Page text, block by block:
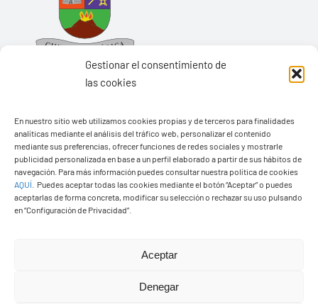
Gestionar el consentimiento de
las cookies
En nuestro sitio web utilizamos cookies propias y de terceros para finalidades
analíticas mediante el análisis del tráfico web, personalizar el contenido
mediante sus preferencias, ofrecer funciones de redes sociales y mostrarle
publicidad personalizada en base a un perfil elaborado a partir de sus hábitos de
navegación. Para más información puedes consultar nuestra política de cookies
AQUÍ
Puedes aceptar todas las cookies mediante el botón “Aceptar” o puedes
aceptarlas de forma concreta, modificar su selección o rechazar su uso pulsando
en “Configuración de Privacidad”.
Aceptar
Denegar
Ayuntamiento de Yaiza
Pza. de Los Remedios, 1
35570 – Yaiza
Tel:928 83 62 20
© Copyright2026 Ayuntamiento de Yaiza - Todos los